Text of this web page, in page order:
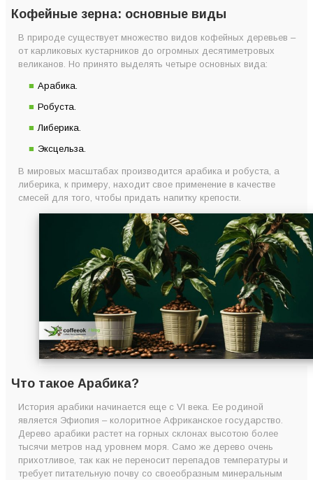
Кофейные зерна: основные виды
В природе существует множество видов кофейных деревьев –
от карликовых кустарников до огромных десятиметровых
великанов. Но принято выделять четыре основных вида:
Арабика.
Робуста.
Либерика.
Эксцельза.
В мировых масштабах производится арабика и робуста, а
либерика, к примеру, находит свое применение в качестве
смесей для того, чтобы придать напитку крепости.
Что такое Арабика?
История арабики начинается еще с VI века. Ее родиной
является Эфиопия – колоритное Африканское государство.
Дерево арабики растет на горных склонах высотою более
тысячи метров над уровнем моря. Само же дерево очень
прихотливое, так как не переносит перепадов температуры и
требует питательную почву со своеобразным минеральным